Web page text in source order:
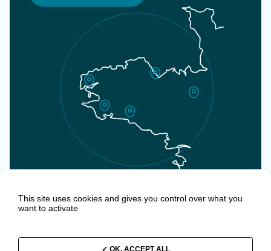
Nos offres d’emploi
Nous suivre :
This site uses cookies and gives you control over what you
want to activate
OK, ACCEPT ALL